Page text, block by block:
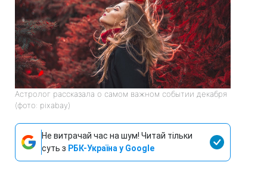
Астролог рассказала о самом важном событии декабря
(фото: pixabay)
Не витрачай час на шум! Читай тільки
суть з РБК-Україна у Google